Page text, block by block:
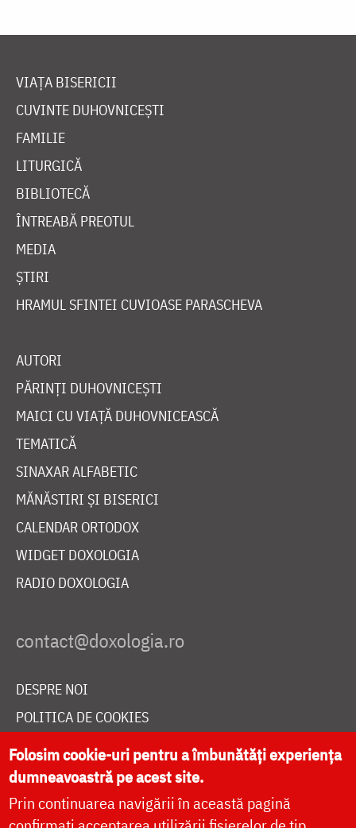
VIAȚA BISERICII
CUVINTE DUHOVNICEȘTI
FAMILIE
LITURGICĂ
BIBLIOTECĂ
ÎNTREABĂ PREOTUL
MEDIA
ȘTIRI
HRAMUL SFINTEI CUVIOASE PARASCHEVA
AUTORI
PĂRINȚI DUHOVNICEȘTI
MAICI CU VIAȚĂ DUHOVNICEASCĂ
TEMATICĂ
SINAXAR ALFABETIC
MĂNĂSTIRI ȘI BISERICI
CALENDAR ORTODOX
WIDGET DOXOLOGIA
RADIO DOXOLOGIA
DESPRE NOI
POLITICA DE COOKIES
DONEAZĂ ONLINE PENTRU CATEDRALA NAȚIONALĂ
LIVE
Folosim cookie-uri pentru a îmbunătăți experiența
dumneavoastră pe acest site.
Prin continuarea navigării în această pagină